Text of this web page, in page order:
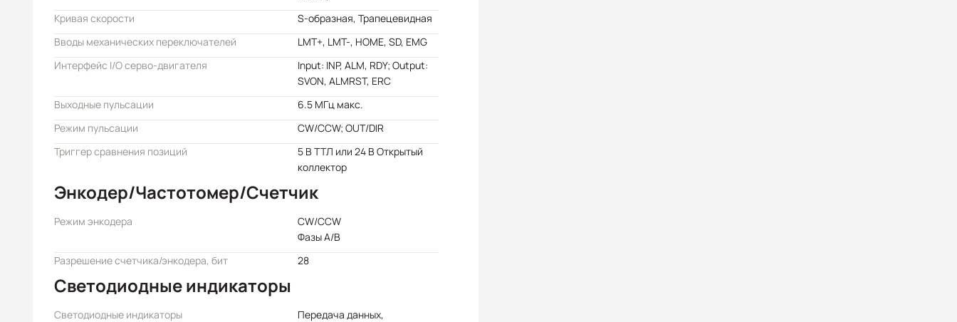
Кривая скорости
S-образная, Трапецевидная
Вводы механических переключателей
LMT+, LMT-, HOME, SD, EMG
Интерфейс I/O серво-двигателя
Input: INP, ALM, RDY; Output:
SVON, ALMRST, ERC
Выходные пульсации
6.5 МГц макс.
Режим пульсации
CW/CCW; OUT/DIR
Триггер сравнения позиций
5 В ТТЛ или 24 В Открытый
коллектор
Энкодер/Частотомер/Счетчик
Режим энкодера
CW/CCW
Фазы A/B
Разрешение счетчика/энкодера, бит
28
Светодиодные индикаторы
Светодиодные индикаторы
Передача данных,